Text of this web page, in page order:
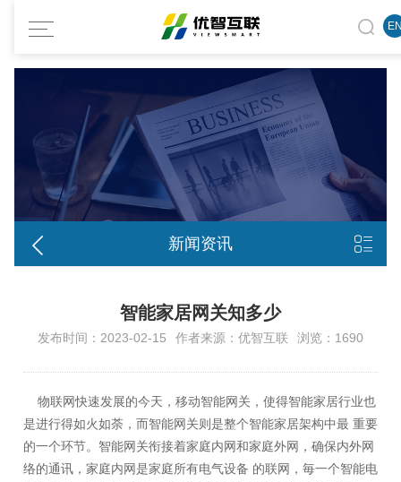
 新闻资讯 
智能家居网关知多少
发布时间：2023-02-15 作者来源：优智互联 浏览：1690
物联网快速发展的今天，移动智能网关，使得智能家居行业也
是进行得如火如荼，而智能网关则是整个智能家居架构中最 重要
的一个环节。智能网关衔接着家庭内网和家庭外网，确保内外网
络的通讯，家庭内网是家庭所有电气设备 的联网，毎一个智能电